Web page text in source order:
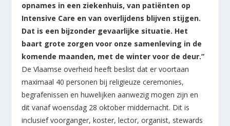
opnames in een ziekenhuis, van patiënten op
Intensive Care en van overlijdens blijven stijgen.
Dat is een bijzonder gevaarlijke situatie. Het
baart grote zorgen voor onze samenleving in de
komende maanden, met de winter voor de deur.”
De Vlaamse overheid heeft beslist dat er voortaan
maximaal 40 personen bij religieuze ceremonies,
begrafenissen en huwelijken aanwezig mogen zijn en
dit vanaf woensdag 28 oktober middernacht. Dit is
inclusief voorganger, koster, lector, organist, stewards